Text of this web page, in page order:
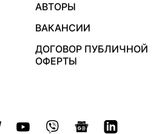
АВТОРЫ
ВАКАНСИИ
ДОГОВОР ПУБЛИЧНОЙ
ОФЕРТЫ